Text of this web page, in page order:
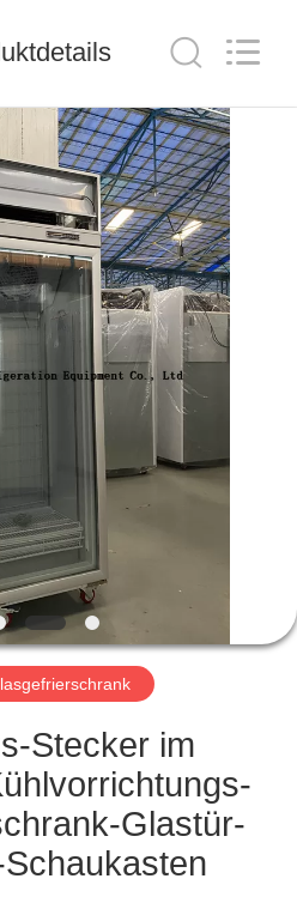
Stecker im
Glastür-